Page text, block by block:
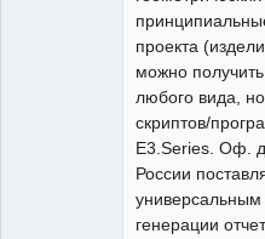
проекта
можно
любого вида,
скриптов/
E3.Series. Оф.
России
универсальным
генерации